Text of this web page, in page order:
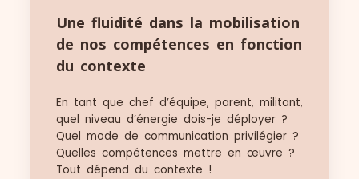
Une fluidité dans la mobilisation
de nos compétences en fonction
du contexte
En tant que chef d’équipe, parent, militant,
quel niveau d’énergie dois-je déployer ?
Quel mode de communication privilégier ?
Quelles compétences mettre en œuvre ?
Tout dépend du contexte !